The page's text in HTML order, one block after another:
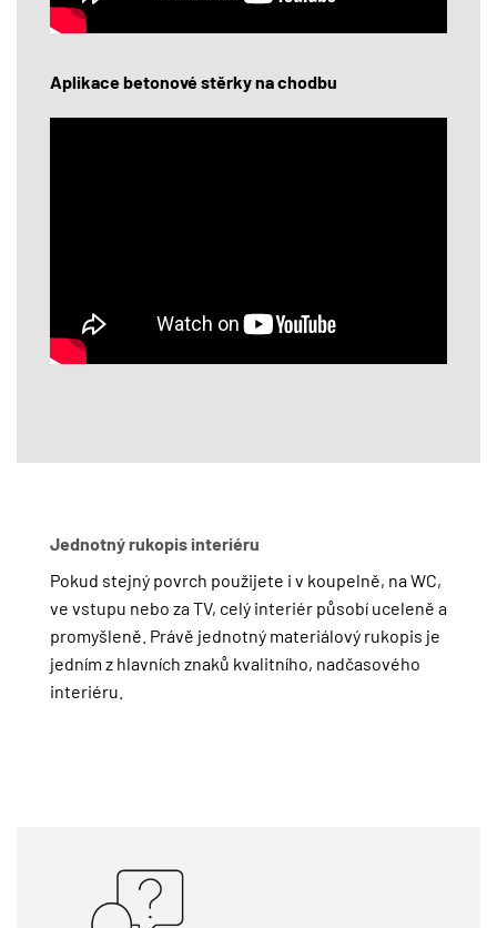
Aplikace betonové stěrky na chodbu
Jednotný rukopis interiéru
Pokud stejný povrch použijete i v koupelně, na WC,
ve vstupu nebo za TV, celý interiér působí uceleně a
promyšleně. Právě jednotný materiálový rukopis je
jedním z hlavních znaků kvalitního, nadčasového
interiéru.